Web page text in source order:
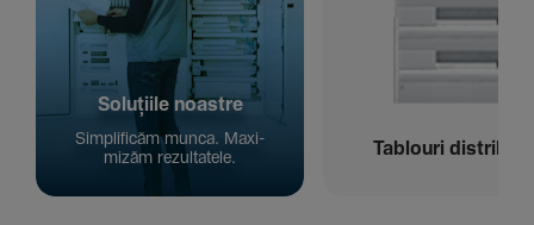
Solu­țiile noastre
Simpli­ficăm munca. Maxi­
mizăm rezul­ta­tele.
Tablouri